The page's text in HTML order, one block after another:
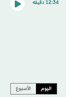
12:34 دقيقه
اليوم الأسبوع